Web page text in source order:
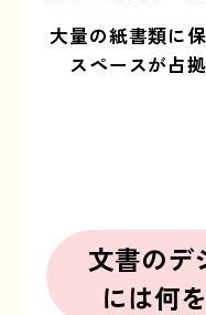
大量の紙書類に
スペースが占拠
文書のデ
には何